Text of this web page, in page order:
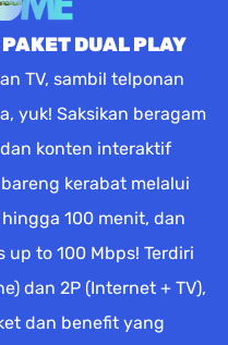
DUAL PLAY
TV, sambil telponan
yuk! Saksikan beragam
konten interaktif
kerabat melalui
100 menit, dan
to 100 Mbps! Terdiri
dan 2P (Internet + TV),
dan benefit yang